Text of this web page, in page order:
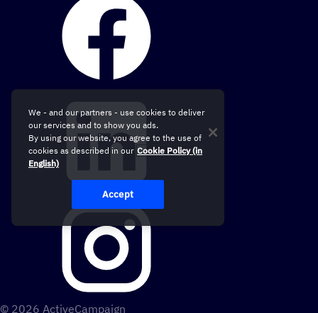
© 2026 ActiveCampaign
We - and our partners - use cookies to deliver
our services and to show you ads.
By using our website, you agree to the use of
cookies as described in our Cookie Policy (in
English)
Accept